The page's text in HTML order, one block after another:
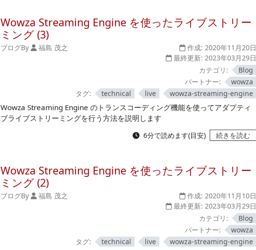
Wowza Streaming Engine を使ったライブストリー
ミング (3)
ブログBy 福島 茂之 作成: 2020年11月20日
最終更新: 2023年03月29日
カテゴリ:
Blog
パートナー:
wowza
タグ:
technical live wowza-streaming-engine
Wowza Streaming Engine のトランスコーディング機能を使ってアダプティ
ブライブストリーミングを行う方法を説明します
6分で読めます(目安) 続きを読む
Wowza Streaming Engine を使ったライブストリー
ミング (2)
ブログBy 福島 茂之 作成:2020年11月10日
最終更新:2023年03月29日
カテゴリ:
Blog
パートナー:
wowza
タグ:
technical live wowza-streaming-engine